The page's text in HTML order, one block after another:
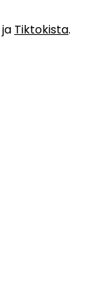
ja Tiktokista.